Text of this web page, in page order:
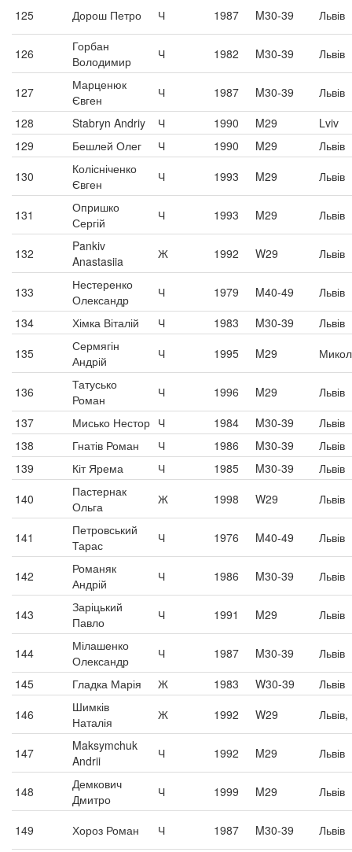
125 Дорош Петро Ч 1987 M30-39 Львів
126
Горбан
Володимир
Ч 1982 M30-39 Львів
127
Марценюк
Євген
Ч 1987 M30-39
Львів
128
Stabryn Andriy Ч 1990 M29
Lviv
129
Бешлей Олег Ч 1990 M29
Львів
130
Колісніченко
Євген
Ч 1993 M29 Львів
131
Опришко
Сергій
Ч 1993 M29 Львів
132
Pankiv
Anastasiia
Ж 1992 W29 Львів
133
Нестеренко
Олександр
Ч 1979 M40-49
Львів
134
Хімка Віталій Ч 1983 M30-39
Львів
135
Сермягін
Андрій
Ч 1995 M29
136
Татусько
Роман
Ч 1996 M29
Львів
137
Мисько Нестор Ч 1984 M30-39
Львів
138
Гнатів Роман Ч 1986 M30-39
Львів
139
Кіт Ярема Ч 1985 M30-39
Львів
140
Пастернак
Ольга
Ж 1998 W29 Львів
141
Петровський
Тарас
Ч 1976 M40-49 Львів
142
Романяк
Андрій
Ч 1986 M30-39 Львів
143
Заріцький
Павло
Ч 1991 M29 Львів
144
Мілашенко
Олександр
Ч 1987 M30-39
Львів
145
Гладка Марія Ж 1983 W30-39
Львів
146
Шимків
Наталія
Ж 1992 W29
147
Maksymchuk
Andrii
Ч 1992 M29 Львів
148
Демкович
Дмитро
Ч 1999 M29 Львів
149 Хороз Роман Ч 1987 M30-39
Львів